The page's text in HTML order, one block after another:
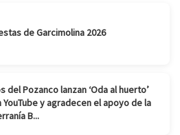
de Garcimolina 2026
del Pozanco lanzan ‘Oda al huerto’
YouTube y agradecen el apoyo de la
B...